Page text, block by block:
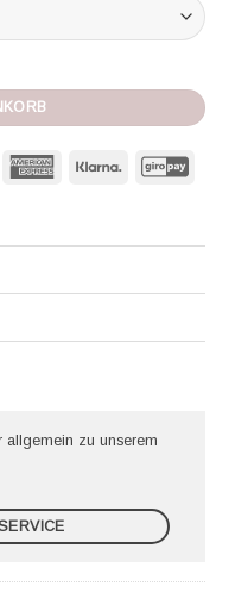
American
Klarna
allgemein zu unserem